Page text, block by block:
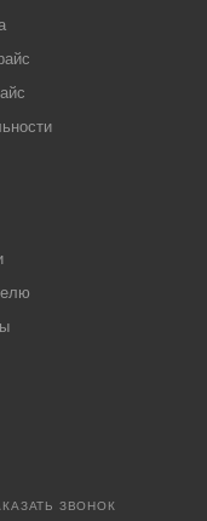
ЗВОНОК